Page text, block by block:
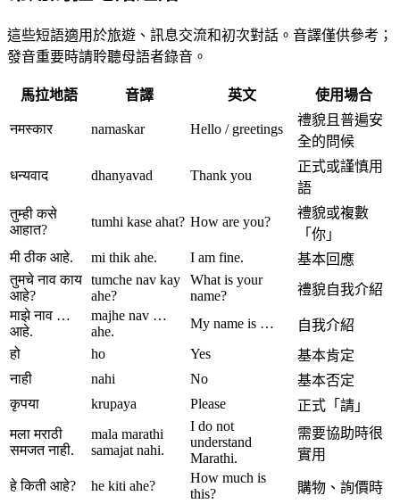
這些短語適用於旅遊、訊息交流和初次對話。音譯僅供參考；
發音重要時請聆聽母語者錄音。
馬拉地語 音譯 英文 使用場合
नमस्कार namaskar Hello / greetings
禮貌且普遍安
全的問候
धन्यवाद dhanyavad Thank you
正式或謹慎用
語
तुम्ही कसे
आहात?
tumhi kase ahat? How are you?
禮貌或複數
「你」
मी ठीक आहे.
mi thik ahe. I am fine.
基本回應
तुमचे नाव काय
आहे?
tumche nav kay
ahe?
What is your
name?
禮貌自我介紹
माझे नाव …
आहे.
majhe nav …
ahe.
My name is …
自我介紹
हो
ho Yes
基本肯定
नाही
nahi No
基本否定
कृपया
krupaya Please
正式「請」
मला मराठी
समजत नाही.
mala marathi
samajat nahi.
I do not
understand
Marathi.
需要協助時很
實用
हे किती आहे? he kiti ahe?
How much is
this?
購物、詢價時